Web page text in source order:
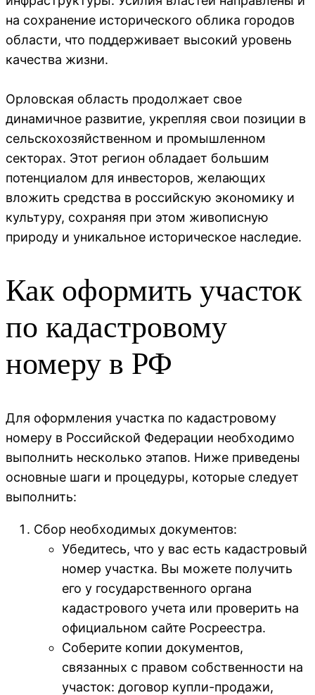
на сохранение исторического облика городов
области, что поддерживает высокий уровень
качества жизни.
Орловская область продолжает свое
динамичное развитие, укрепляя свои позиции в
сельскохозяйственном и промышленном
секторах. Этот регион обладает большим
потенциалом для инвесторов, желающих
вложить средства в российскую экономику и
культуру, сохраняя при этом живописную
природу и уникальное историческое наследие.
Как оформить участок
по кадастровому
номеру в РФ
Для оформления участка по кадастровому
номеру в Российской Федерации необходимо
выполнить несколько этапов. Ниже приведены
основные шаги и процедуры, которые следует
выполнить:
Сбор необходимых документов:
Убедитесь, что у вас есть кадастровый
номер участка. Вы можете получить
его у государственного органа
кадастрового учета или проверить на
официальном сайте Росреестра.
Соберите копии документов,
связанных с правом собственности на
участок: договор купли-продажи,